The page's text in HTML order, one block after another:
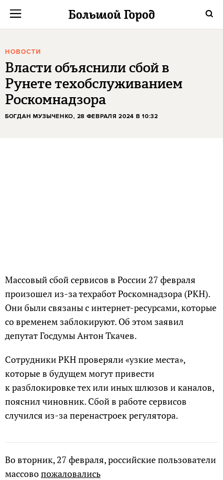
НОВОСТИ
Власти объяснили сбой в
Рунете техобслуживанием
Роскомнадзора
БОГДАН МУЗЫЧЕНКО, 28 ФЕВРАЛЯ 2024 В 10:32
Массовый сбой сервисов в России 27 февраля
произошел из-за техработ Роскомнадзора (РКН).
Они были связаны с интернет-ресурсами, которые
со временем заблокируют. Об этом заявил
депутат Госдумы Антон Ткачев.
Сотрудники РКН проверяли «узкие места»,
которые в будущем могут привести
к разблокировке тех или иных шлюзов и каналов,
пояснил чиновник. Сбой в работе сервисов
случился из-за перенастроек регулятора.
Во вторник, 27 февраля, российские пользователи
массовопожаловались